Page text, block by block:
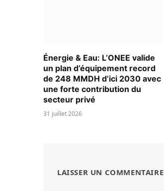
Énergie & Eau: L’ONEE valide
un plan d’équipement record
de 248 MMDH d’ici 2030 avec
une forte contribution du
secteur privé
31 juillet 2026
LAISSER UN COMMENTAIRE